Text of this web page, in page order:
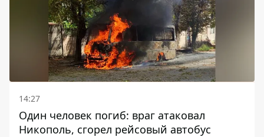
14:27
Один человек погиб: враг атаковал
Никополь, сгорел рейсовый автобус